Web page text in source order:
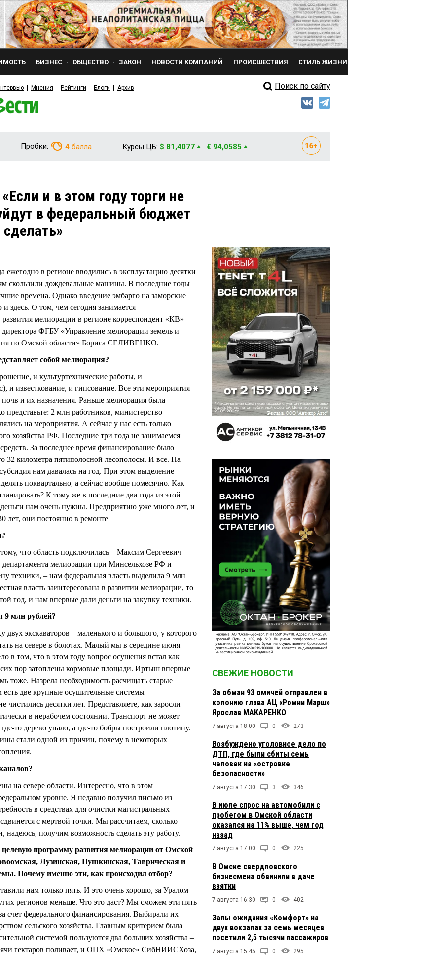
БИЗНЕС ОБЩЕСТВО ЗАКОН НОВОСТИ КОМПАНИЙ ПРОИСШЕСТВИЯ СТИЛЬ ЖИЗНИ
Мнения Рейтинги Блоги Архив Поиск по сайту
Пробки: 4 балла Курсы ЦБ: $ 81,4077 € 94,0585
и в этом году торги не
в федеральный бюджет
сделать»
ежегодно в регионе вводились в эксплуатацию десятки
скользили дождевальные машины. В последние годы
времена. Однако введение эмбарго на заморские
здесь. О том, чем сегодня занимается
мелиорации в регионе корреспондент «КВ»
ФГБУ «Управление мелиорации земель и
по Омской области» Бориса СЕЛИВЕНКО.
собой мелиорация?
и культуртехнические работы, и
и известкование, и гипсование. Все эти мероприятия
и их назначения. Раньше мелиорация была
представьте: 2 млн работников, министерство
на мероприятия. А сейчас у нас есть только
хозяйства РФ. Последние три года не занимаемся
За последнее время финансирование было
32 километра пятиполосной лесополосы. И все. На
нам давалась на год. При этом выделение
поквартально, а сейчас вообще помесячно. Как
К тому же в последние два года из этой
нам очень нужны. Предприятию уже много лет, и
лет, они постоянно в ремонте.
что область подключилась – Максим Сергеевич
мелиорации при Минсельхозе РФ и
техники, – нам федеральная власть выделила 9 млн
власть заинтересована в развитии мелиорации, то
год, и нам впервые дали деньги на закупку техники.
9 млн рублей?
двух экскаваторов – маленького и большого, у которого
на севере в болотах. Малый мы в середине июня
в том, что в этом году вопрос осушения встал как
сих пор затоплены кормовые площади. Иртыш впервые
тоже. Назрела необходимость расчищать старые
есть две крупные осушительные системы –
десятки лет. Представляете, как заросли
в нерабочем состоянии. Транспорт не может
то дерево упало, а где-то бобры построили плотину.
стали одной из причин, почему в некоторых
на севере области. Интересно, что в этом
уровне. Я недавно получил письмо из
в средствах для очистки магистральных
с мертвой точки. Мы рассчитаем, сколько
надеюсь, получим возможность сделать эту работу.
программу развития мелиорации от Омской
Лузинская, Пушкинская, Таврическая и
Почему именно эти, как происходил отбор?
нам только пять. И это очень хорошо, за Уралом
регионов меньше. Что это даст? Мы сможем эти пять
счет федерального финансирования. Выбирали их
сельского хозяйства. Главным критерием была
системой пользуются два больших хозяйства –
гектаров поливает, и ОПХ «Омское» СибНИИСХоза,
СВЕЖИЕ НОВОСТИ
За обман 93 омичей отправлен в
колонию глава АЦ «Ромни Марш»
Ярослав МАКАРЕНКО
7 августа 18:00 0 273
Возбуждено уголовное дело по
ДТП, где были сбиты семь
человек на «островке
безопасности»
7 августа 17:30 3 346
В июле спрос на автомобили с
пробегом в Омской области
оказался на 11% выше, чем год
назад
7 августа 17:00 0 225
В Омске свердловского
бизнесмена обвинили в даче
взятки
7 августа 16:30 0 402
Залы ожидания «Комфорт» на
двух вокзалах за семь месяцев
посетили 2,5 тысячи пассажиров
7 августа 15:45 0 295